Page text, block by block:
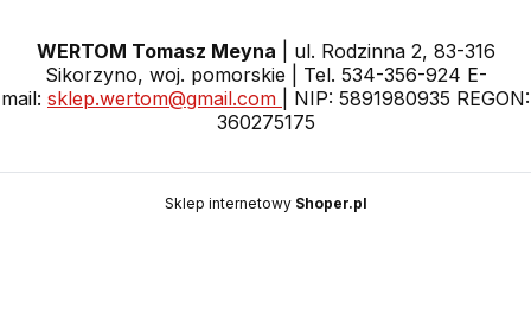
WERTOM Tomasz Meyna | ul. Rodzinna 2, 83-316
Sikorzyno, woj. pomorskie | Tel. 534-356-924 E-
mail: sklep.wertom@gmail.com
| NIP: 5891980935 REGON:
360275175
Sklep internetowy Shoper.pl